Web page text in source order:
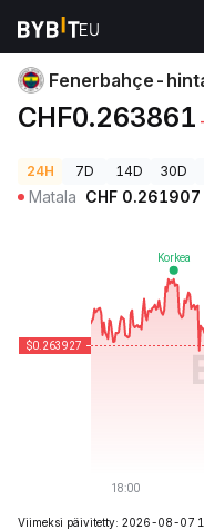
Kryptohinnat
Fenerbahçe-
CHF0.263861
24H 7D 14D 30D
Matala CHF 0.261907
Viimeksi päivitetty: 2026-08-07